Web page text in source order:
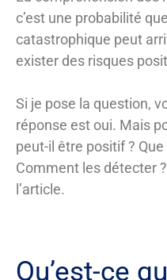
c’est une probabilité
catastrophique peut
exister des risques
Si je pose la question,
réponse est oui. Mais
peut-il être positif ?
Comment les détecter
l’article.
Qu’est-ce